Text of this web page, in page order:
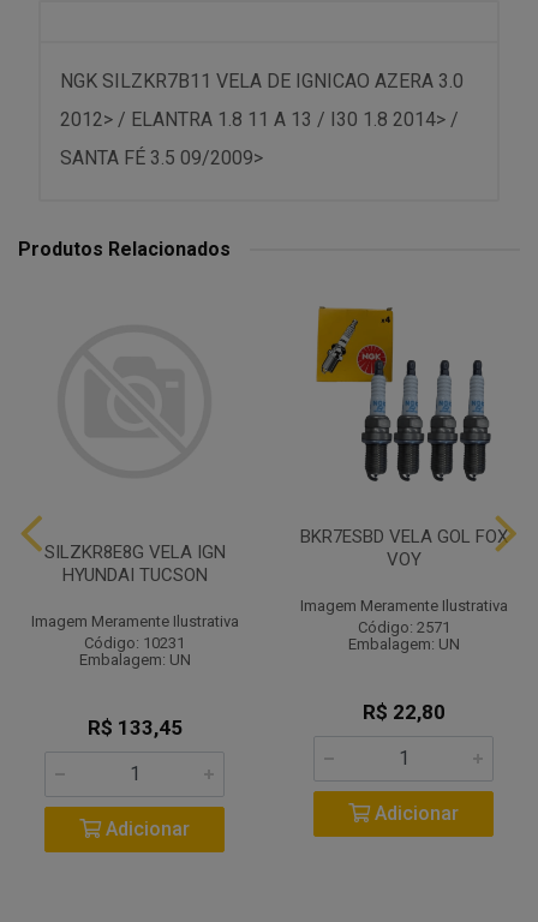
NGK SILZKR7B11 VELA DE IGNICAO AZERA 3.0
2012> / ELANTRA 1.8 11 A 13 / I30 1.8 2014> /
SANTA FÉ 3.5 09/2009>
Produtos Relacionados
SILZKR8E8G VELA IGN
HYUNDAI TUCSON
Imagem Meramente Ilustrativa
Código: 10231
Embalagem: UN
R$ 133,45
Adicionar
BKR7ESBD VELA GOL FOX
VOY
Imagem Meramente Ilustrativa
Código: 2571
Embalagem: UN
R$ 22,80
Adicionar